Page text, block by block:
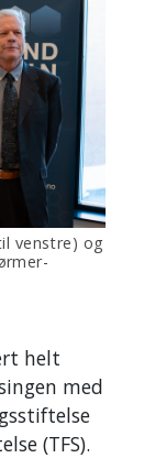
venstre) og
helt
med
(TFS).